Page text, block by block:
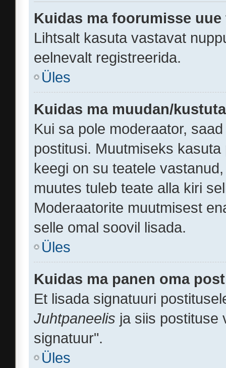
Kuidas ma foorumisse uue
Lihtsalt kasuta vastavat
eelnevalt registreerida.
Üles
Kuidas ma muudan/
Kui sa pole moderaator,
postitusi. Muutmiseks
keegi on su teatele
muutes tuleb teate alla kiri
Moderaatorite muutmisest
selle omal soovil lisada.
Üles
Kuidas ma panen oma
Et lisada signatuuri
Juhtpaneelis ja siis postituse
signatuur".
Üles